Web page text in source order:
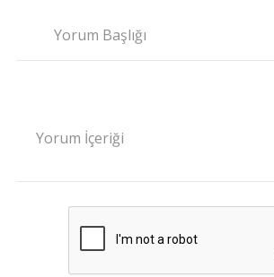
Yorum Başlığı
Yorum İçeriği